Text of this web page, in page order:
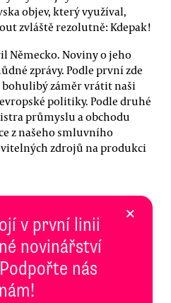
objev, který využíval,
zvláště rezolutně: Kdepak!
Německo. Noviny o jeho
zprávy. Podle první zde
záměr vrátit naši
politiky. Podle druhé
průmyslu a obchodu
z našeho smluvního
zdrojů na produkci
v první linii
novinářství
nás
×